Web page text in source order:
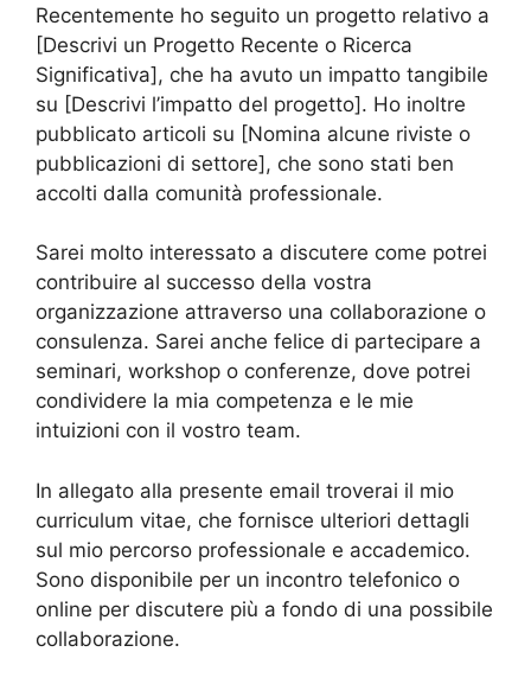
Recentemente ho seguito un progetto relativo a
[Descrivi un Progetto Recente o Ricerca
Significativa], che ha avuto un impatto tangibile
su [Descrivi l’impatto del progetto]. Ho inoltre
pubblicato articoli su [Nomina alcune riviste o
pubblicazioni di settore], che sono stati ben
accolti dalla comunità professionale.
Sarei molto interessato a discutere come potrei
contribuire al successo della vostra
organizzazione attraverso una collaborazione o
consulenza. Sarei anche felice di partecipare a
seminari, workshop o conferenze, dove potrei
condividere la mia competenza e le mie
intuizioni con il vostro team.
In allegato alla presente email troverai il mio
curriculum vitae, che fornisce ulteriori dettagli
sul mio percorso professionale e accademico.
Sono disponibile per un incontro telefonico o
online per discutere più a fondo di una possibile
collaborazione.